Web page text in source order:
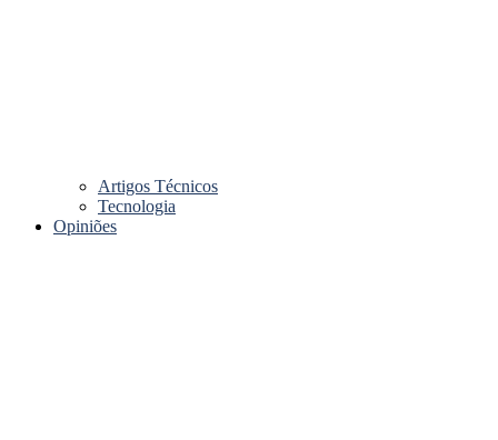
Artigos Técnicos
Tecnologia
Opiniões